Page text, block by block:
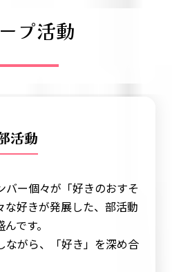
プ活動
活動
バー個々が「好きのおすそ
な好きが発展した、部活動
です。
ながら、「好き」を深め合